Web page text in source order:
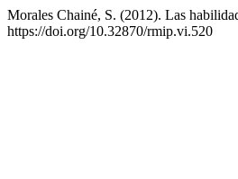
Morales Chainé, S. (2012). Las
https://doi.org/10.32870/rmip.vi.520